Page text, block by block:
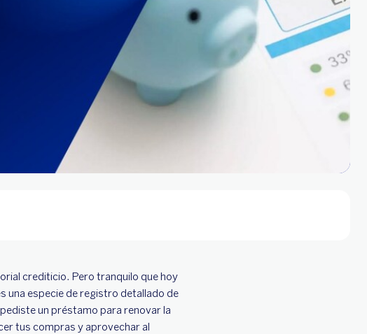
crediticio. Pero tranquilo que hoy
una especie de registro detallado de
un préstamo para renovar la
tus compras y aprovechar al